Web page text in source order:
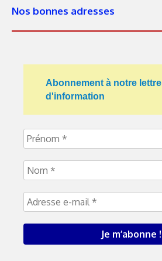
Nos bonnes adresses
Abonnement à notre lettre
d'information